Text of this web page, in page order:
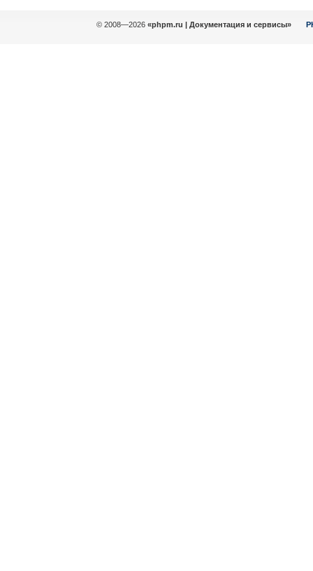
© 2008—2026 «phpm.ru | Документация и сервисы»